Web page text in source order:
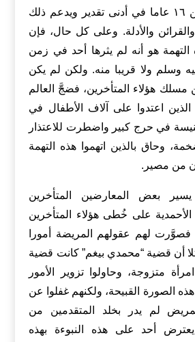
العمر ما لا يقل عن ١٦ عاما في أدنى تقدير ويدعم ذلك
والأدلة. وعلى كل حال، فإن
هو أنه لم يثرها أحد في زمن
وسلم ولا قريبا منه. ولكن لم يكن
مسلك هؤلاء المتأخرين، فضجَّ العالم
اعتدوا على آلاف الأطفال في
في حرج كبير واضطرت للاعتذار
وحاق بالذين اتهموا هذه التهمة
من مصير.
بعض المعارضين المتأخرين
الأحمدية على خُطى هؤلاء المتأخرين
فصوَّرت لهم عقولهم المريضة أمورا
أن قضية “محمدي بيغم” كانت قضية
متزوجة، وحاولوا تزوير الأمور
هذه الصورة القبيحة، ولكنهم غفلوا عن
لم يدر بخلد المتقدمين من
يعترض أحد على هذه النبوءة بهذه